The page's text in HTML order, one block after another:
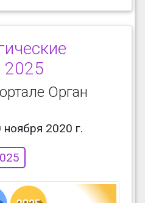
2025
Орган
ноября 2020 г.